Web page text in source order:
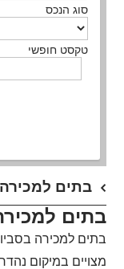
סוג הנכס
טקסט חופשי
​בתים למכירה
בתים
בתים למכירה
מצויים במיקום